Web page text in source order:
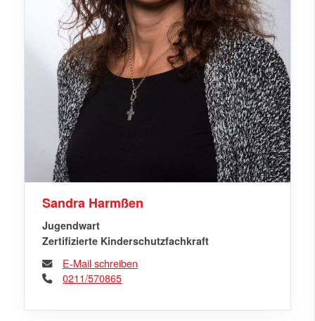
Sandra Harmßen
Jugendwart
Zertifizierte Kinderschutzfachkraft
E-Mail schreiben
0211/570865